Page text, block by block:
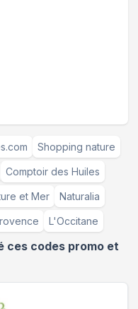
Shopping nature
Comptoir des Huiles
et Mer Naturalia
L'Occitane
ces codes promo et